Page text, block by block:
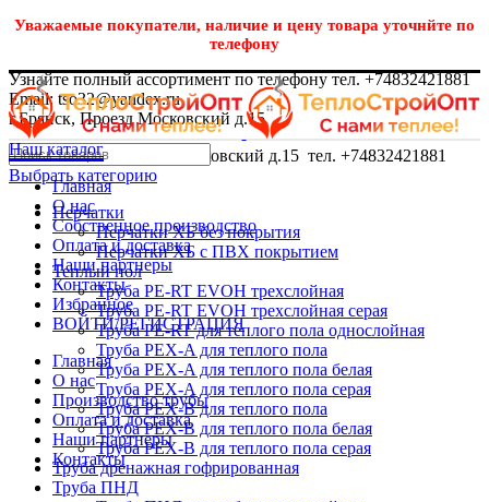
Уважаемые покупатели, наличие и цену товара уточнйте по
телефону
Узнайте полный ассортимент по телефону тел. +74832421881
Email: tso32@yandex.ru
г.Брянск, Проезд Московский д.15
г.Брянск, Проезд Московский д.15 тел. +74832421881
Выбрать категорию
Перчатки
Перчатки ХБ без покрытия
Перчатки ХБ с ПВХ покрытием
Теплый пол
Труба PE-RT EVOH трехслойная
Труба PE-RT EVOH трехслойная серая
Труба PE-RT для теплого пола однослойная
Труба PEX-A для теплого пола
Труба PEX-A для теплого пола белая
Труба PEX-A для теплого пола серая
Труба PEX-B для теплого пола
Труба PEX-B для теплого пола белая
Труба PEX-B для теплого пола серая
Труба дренажная гофрированная
Труба ПНД
Наш каталог
Главная
О нас
Собственное производство
Оплата и доставка
Наши партнеры
Контакты
Избранное
ВОЙТИ/РЕГИСТРАЦИЯ
Главная
О нас
Производство трубы
Оплата и доставка
Наши партнеры
Контакты